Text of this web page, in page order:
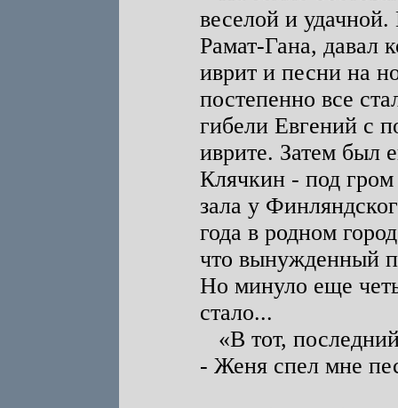
веселой и
Рамат-Гана, давал
иврит и песни на
постепенно все
гибели Евгений с
иврите. Затем был
Клячкин - под гром
зала у
года в родном
что вынужденный
Но минуло еще
стало...
«В тот,
- Женя спел мне